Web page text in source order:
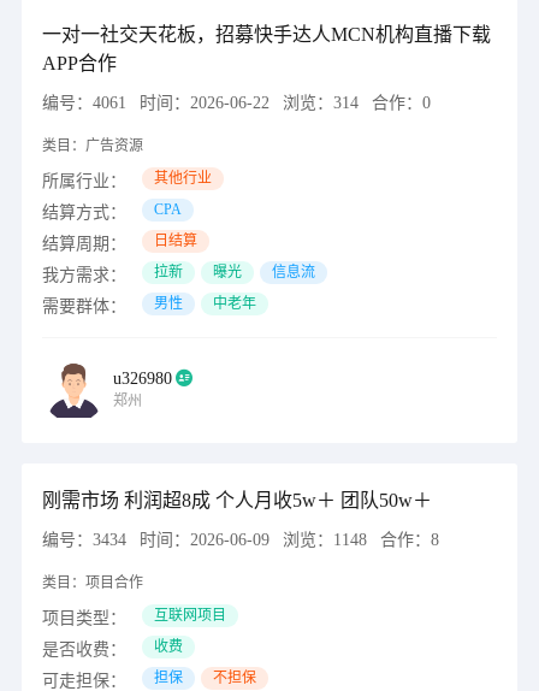
一对一社交天花板，招募快手达人MCN机构直播下载
APP合作
编号： 4061 时间： 2026-06-22 浏览： 314 合作： 0
类目： 广告资源
所属行业： 其他行业
结算方式： CPA
结算周期： 日结算
我方需求： 拉新 曝光 信息流
需要群体： 男性 中老年
u326980
郑州
刚需市场 利润超8成 个人月收5w＋ 团队50w＋
编号： 3434 时间： 2026-06-09 浏览： 1148 合作： 8
类目： 项目合作
项目类型： 互联网项目
是否收费： 收费
可走担保： 担保 不担保